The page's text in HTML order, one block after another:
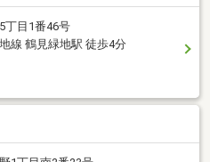
丁目1番46号
線 鶴見緑地駅 徒歩4分